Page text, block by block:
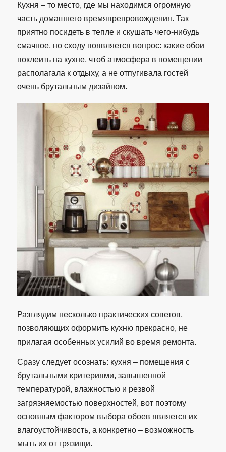
Кухня – то место, где мы находимся огромную
часть домашнего времяпрепровождения. Так
приятно посидеть в тепле и скушать чего-нибудь
смачное, но сходу появляется вопрос: какие обои
поклеить на кухне, чтоб атмосфера в помещении
располагала к отдыху, а не отпугивала гостей
очень брутальным дизайном.
Разглядим несколько практических советов,
позволяющих оформить кухню прекрасно, не
прилагая особенных усилий во время ремонта.
Сразу следует осознать: кухня – помещения с
брутальными критериями, завышенной
температурой, влажностью и резвой
загрязняемостью поверхностей, вот поэтому
основным фактором выбора обоев является их
влагоустойчивость, а конкретно – возможность
мыть их от грязищи.